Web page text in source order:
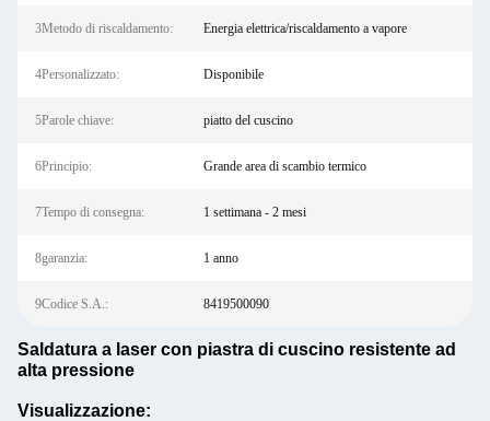
3Metodo di riscaldamento: Energia elettrica/riscaldamento a vapore
4Personalizzato: Disponibile
5Parole chiave: piatto del cuscino
6Principio: Grande area di scambio termico
7Tempo di consegna: 1 settimana - 2 mesi
8garanzia: 1 anno
9Codice S.A.: 8419500090
Saldatura a laser con piastra di cuscino resistente ad
alta pressione
Visualizzazione: